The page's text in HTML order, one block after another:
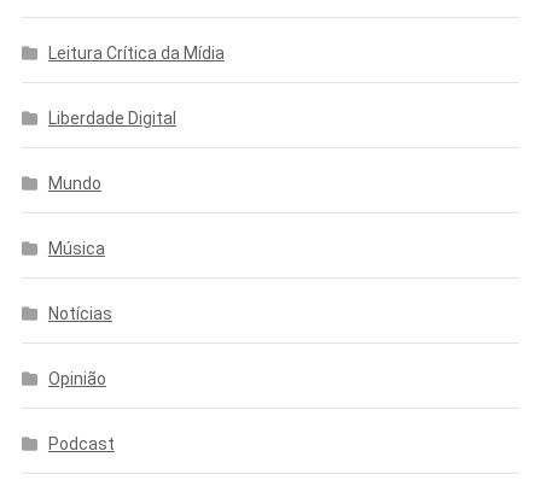
Leitura Crítica da Mídia
Liberdade Digital
Mundo
Música
Notícias
Opinião
Podcast